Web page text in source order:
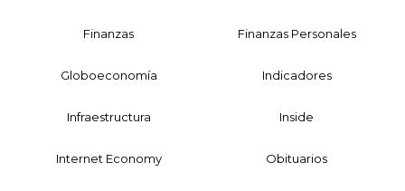
Finanzas Finanzas Personales
Globoeconomía Indicadores
Infraestructura Inside
Internet Economy Obituarios